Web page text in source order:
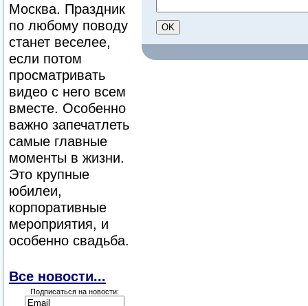
Москва. Праздник
по любому поводу
станет веселее,
если потом
просматривать
видео с него всем
вместе. Особенно
важно запечатлеть
самые главные
моменты в жизни.
Это крупные
юбилеи,
корпоративные
мероприятия, и
особенно свадьба.
Все новости...
Подписаться на новости: